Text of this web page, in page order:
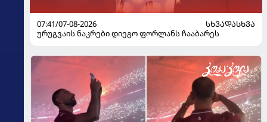
07:41/07-08-2026
ᲡᲮᲕᲐᲓᲐᲡᲮᲕᲐ
ურუგვაის ნაკრები დიეგო ფორლანს ჩააბარეს